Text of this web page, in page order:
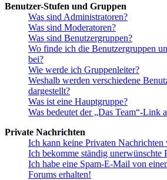
Benutzer-Stufen und Gruppen
Was sind Administratoren?
Was sind Moderatoren?
Was sind Benutzergruppen?
Wo finde ich die Benutzergruppen
bei?
Wie werde ich Gruppenleiter?
Weshalb werden verschiedene
dargestellt?
Was ist eine Hauptgruppe?
Was bedeutet der „Das Team“-Link
Private Nachrichten
Ich kann keine Privaten Nachrichten
Ich bekomme ständig unerwünschte
Ich habe eine Spam-E-Mail von
Forums erhalten!